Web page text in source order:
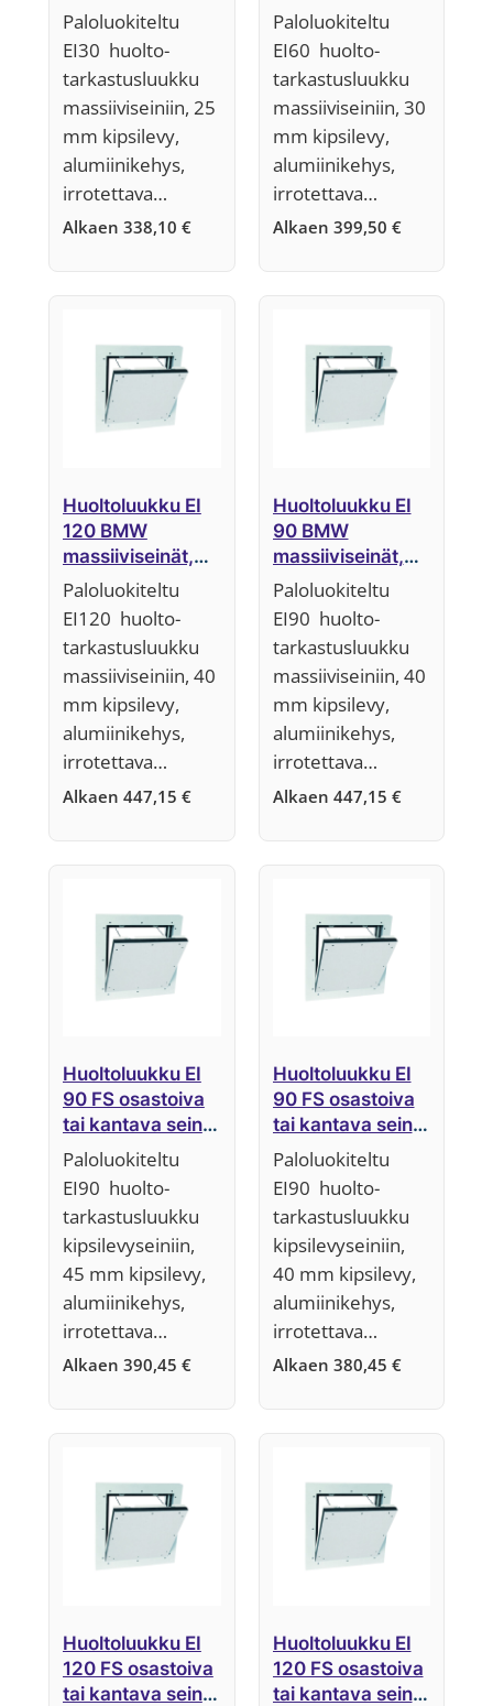
25 mm,
Järjestelmä F5
Paloluokiteltu
EI30 huolto-
tarkastusluukku
massiiviseiniin, 25
mm kipsilevy,
alumiinikehys,
irrotettava…
Alkaen 338,10 €
30 mm,
Järjestelmä F5
Paloluokiteltu
EI60 huolto-
tarkastusluukku
massiiviseiniin, 30
mm kipsilevy,
alumiinikehys,
irrotettava…
Alkaen 399,50 €
Huoltoluukku EI
120 BMW
massiiviseinät,
40 mm,
Järjestelmä F5
Paloluokiteltu
EI120 huolto-
tarkastusluukku
massiiviseiniin, 40
mm kipsilevy,
alumiinikehys,
irrotettava…
Alkaen 447,15 €
Huoltoluukku EI
90 BMW
massiiviseinät,
40 mm,
Järjestelmä F5
Paloluokiteltu
EI90 huolto-
tarkastusluukku
massiiviseiniin, 40
mm kipsilevy,
alumiinikehys,
irrotettava…
Alkaen 447,15 €
Huoltoluukku EI
90 FS osastoiva
tai kantava seinä,
45 mm,
Järjestelmä F5
Paloluokiteltu
EI90 huolto-
tarkastusluukku
kipsilevyseiniin,
45 mm kipsilevy,
alumiinikehys,
irrotettava…
Alkaen 390,45 €
Huoltoluukku EI
90 FS osastoiva
tai kantava seinä,
40 mm,
Järjestelmä F5
Paloluokiteltu
EI90 huolto-
tarkastusluukku
kipsilevyseiniin,
40 mm kipsilevy,
alumiinikehys,
irrotettava…
Alkaen 380,45 €
Huoltoluukku EI
120 FS osastoiva
tai kantava seinä,
Huoltoluukku EI
120 FS osastoiva
tai kantava seinä,